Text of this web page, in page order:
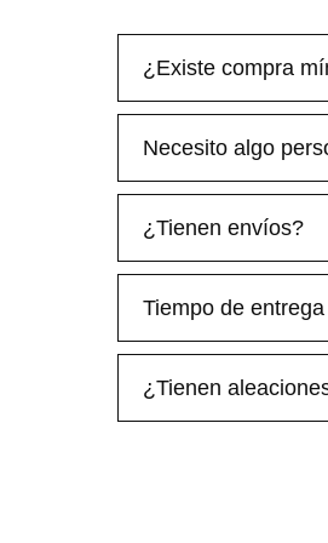
¿Existe compra
Necesito algo
¿Tienen envíos?
Tiempo de entrega
¿Tienen